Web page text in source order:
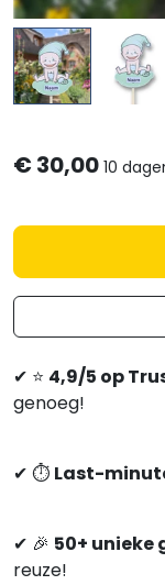
€ 30,00 10
✔ ⭐ 4,9/5 op
genoeg!
✔ ⏱ Last-
✔ 🎉 50+ unieke
reuze!